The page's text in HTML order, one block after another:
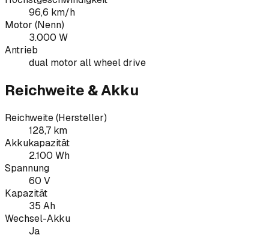
96,6 km/h
Motor (Nenn)
3.000 W
Antrieb
dual motor all wheel drive
Reichweite & Akku
Reichweite (Hersteller)
128,7 km
Akkukapazität
2.100 Wh
Spannung
60 V
Kapazität
35 Ah
Wechsel-Akku
Ja